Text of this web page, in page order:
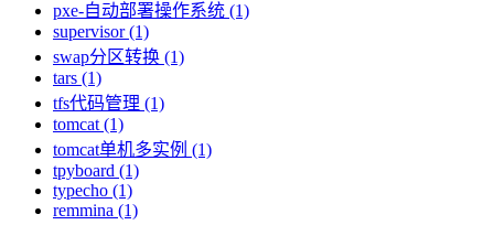
pxe-自动部署操作系统 (1)
supervisor (1)
swap分区转换 (1)
tars (1)
tfs代码管理 (1)
tomcat (1)
tomcat单机多实例 (1)
tpyboard (1)
typecho (1)
remmina (1)